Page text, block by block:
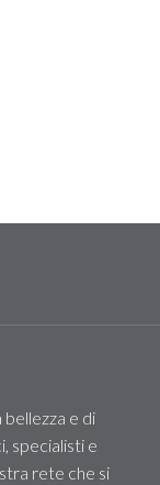
bellezza e di
specialisti e
rete che si